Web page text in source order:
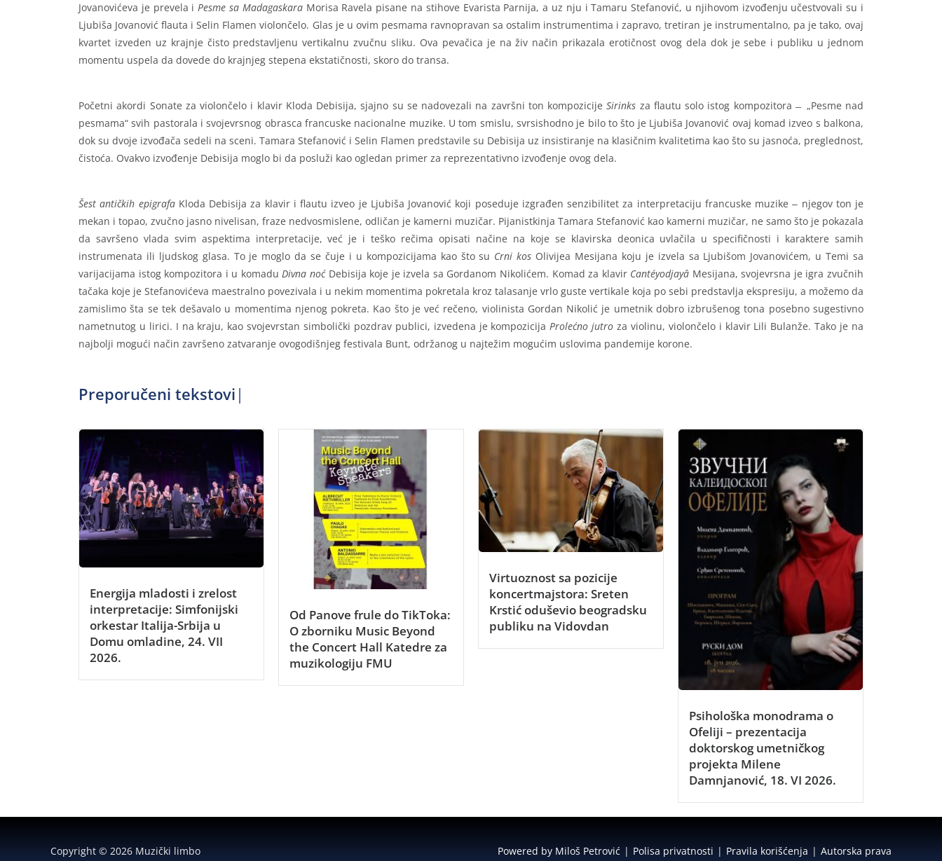
Jovanovićeva je prevela iPesme sa MadagaskaraMorisa Ravela pisane na stihove Evarista Parnija, a uz nju i Tamaru Stefanović, u njihovom izvođenju učestvovali su i
Ljubiša Jovanović flauta i Selin Flamen violončelo. Glas je u ovim pesmama ravnopravan sa ostalim instrumentima i zapravo, tretiran je instrumentalno, pa je tako, ovaj
kvartet izveden uz krajnje čisto predstavljenu vertikalnu zvučnu sliku. Ova pevačica je na živ način prikazala erotičnost ovog dela dok je sebe i publiku u jednom
momentu uspela da dovede do krajnjeg stepena ekstatičnosti, skoro do transa.
Početni akordi Sonate za violončelo i klavir Kloda Debisija, sjajno su se nadovezali na završni ton kompozicijeSirinks za flautu solo istog kompozitora ̶ „Pesme nad
pesmama“ svih pastorala i svojevrsnog obrasca francuske nacionalne muzike. U tom smislu, svrsishodno je bilo to što je Ljubiša Jovanović ovaj komad izveo s balkona,
dok su dvoje izvođača sedeli na sceni. Tamara Stefanović i Selin Flamen predstavile su Debisija uz insistiranje na klasičnim kvalitetima kao što su jasnoća, preglednost,
čistoća. Ovakvo izvođenje Debisija moglo bi da posluži kao ogledan primer za reprezentativno izvođenje ovog dela.
Šest antičkih epigrafaKloda Debisija za klavir i flautu izveo je Ljubiša Jovanović koji poseduje izgrađen senzibilitet za interpretaciju francuske muzike ‒ njegov ton je
mekan i topao, zvučno jasno nivelisan, fraze nedvosmislene, odličan je kamerni muzičar. Pijanistkinja Tamara Stefanović kao kamerni muzičar, ne samo što je pokazala
da savršeno vlada svim aspektima interpretacije, već je i teško rečima opisati načine na koje se klavirska deonica uvlačila u specifičnosti i karaktere samih
instrumenata ili ljudskog glasa. To je moglo da se čuje i u kompozicijama kao što su Crni kos Olivijea Mesijana koju je izvela sa Ljubišom Jovanovićem, u Temi sa
varijacijama istog kompozitora i u komaduDivna noćDebisija koje je izvela sa Gordanom Nikolićem. Komad za klavir Cantéyodjayâ Mesijana, svojevrsna je igra zvučnih
tačaka koje je Stefanovićeva maestralno povezivala i u nekim momentima pokretala kroz talasanje vrlo guste vertikale koja po sebi predstavlja ekspresiju, a možemo da
zamislimo šta se tek dešavalo u momentima njenog pokreta. Kao što je već rečeno, violinista Gordan Nikolić je umetnik dobro izbrušenog tona posebno sugestivno
nametnutog u lirici. I na kraju, kao svojevrstan simbolički pozdrav publici, izvedena je kompozicijaProlećno jutro za violinu, violončelo i klavir Lili Bulanže. Tako je na
najbolji mogući način završeno zatvaranje ovogodišnjeg festivala Bunt, održanog u najtežim mogućim uslovima pandemije korone.
Preporučeni tekstovi:
Energija mladosti i zrelost
interpretacije: Simfonijski
orkestar Italija-Srbija u
Domu omladine, 24. VII
2026.
Od Panove frule do TikToka:
O zborniku Music Beyond
the Concert Hall Katedre za
muzikologiju FMU
Virtuoznost sa pozicije
koncertmajstora: Sreten
Krstić oduševio beogradsku
publiku na Vidovdan
Psihološka monodrama o
Ofeliji – prezentacija
doktorskog umetničkog
projekta Milene
Damnjanović, 18. VI 2026.
Powered by Miloš Petrović Polisa privatnosti Pravila korišćenja Autorska prava
Copyright © 2026 Muzički limbo